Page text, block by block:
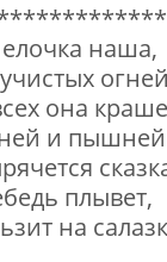
наша,
она
и
плывет,
на